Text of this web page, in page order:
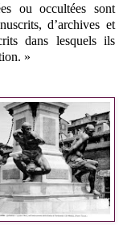
ou occultées sont
d’archives et
dans lesquels ils
»